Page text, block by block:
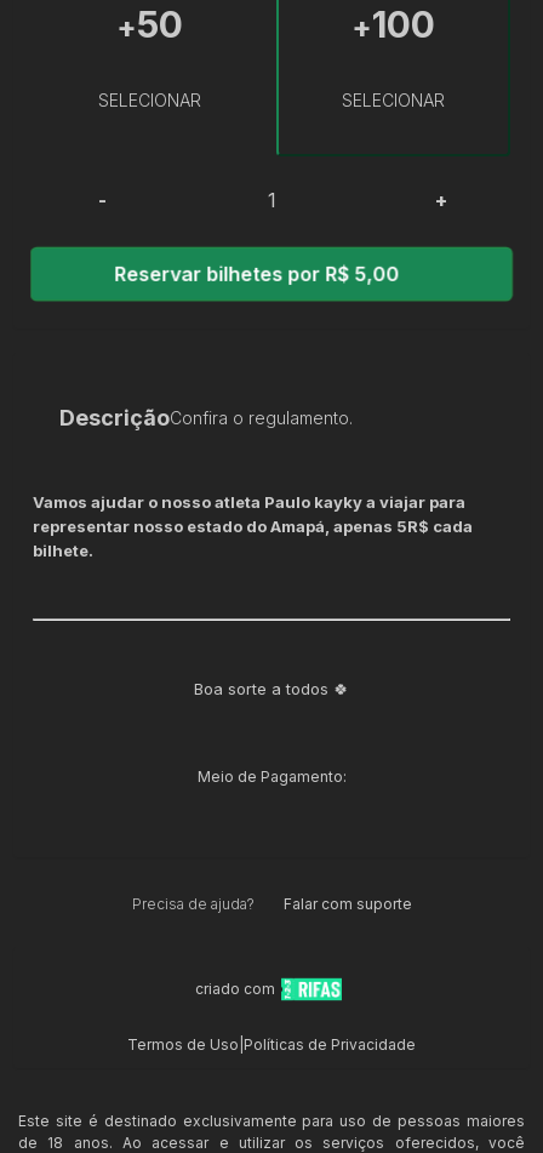
+50
SELECIONAR
+100
SELECIONAR
- +
Reservar bilhetes por R$ 5,00
DescriçãoConfira o regulamento.
Vamos ajudar o nosso atleta Paulo kayky a viajar para
representar nosso estado do Amapá, apenas 5R$ cada
bilhete.
Boa sorte a todos 🍀
Meio de Pagamento:
Precisa de ajuda? Falar com suporte
criado com
Termos de Uso Políticas de Privacidade
Este site é destinado exclusivamente para uso de pessoas maiores
de 18 anos. Ao acessar e utilizar os serviços oferecidos, você